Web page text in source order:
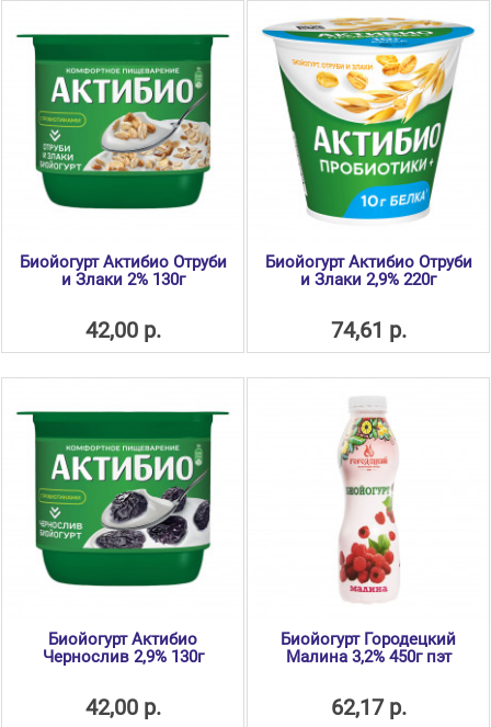
Биойогурт Актибио Отруби
и Злаки 2% 130г
42,00 р.
Биойогурт Актибио Отруби
и Злаки 2,9% 220г
74,61 р.
Биойогурт Актибио
Чернослив 2,9% 130г
42,00 р.
Биойогурт Городецкий
Малина 3,2% 450г пэт
62,17 р.